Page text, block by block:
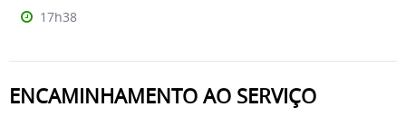
17h38
ENCAMINHAMENTO AO SERVIÇO